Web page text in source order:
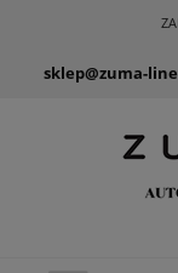
sklep@zuma-